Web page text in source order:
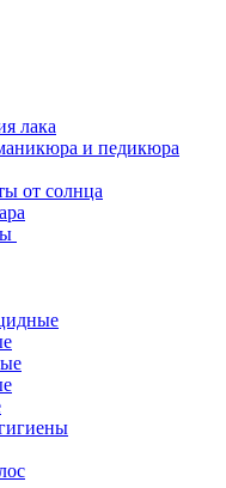
лака
и педикюра
от солнца